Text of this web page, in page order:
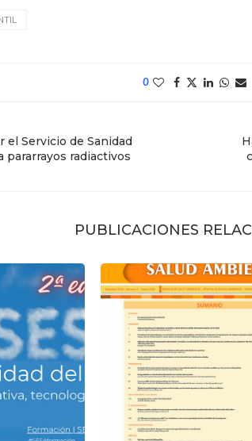
0
Servicio de Sanidad
radiactivos
PUBLICACIONES